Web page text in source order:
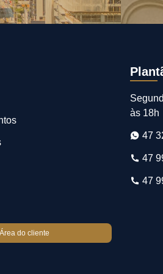
Área do cliente
às 18h
47
47
47